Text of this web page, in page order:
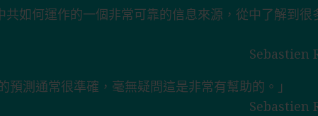
共如何運作的一個非常可靠的信息來源，從中了解到
Sebastien
測通常很準確，毫無疑問這是非常有幫助的。」
Sebastien